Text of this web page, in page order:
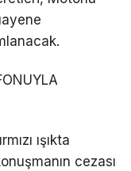
ışıkta
cezası